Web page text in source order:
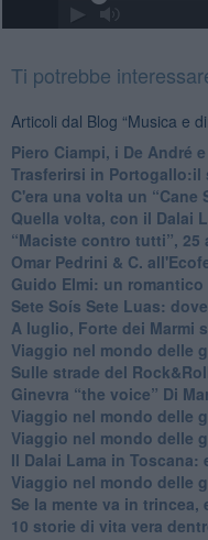
Ti potrebbe
Articoli dal Blog “Musica e
​Piero Ciampi, i De André
​Trasferirsi in Portogallo:il
​C'era una volta un
Quella volta, con il Dalai
​“Maciste contro tutti”, 25
​Omar Pedrini & C.
Guido Elmi: un
Sete Soís Sete Luas:
​A luglio, Forte dei Marmi
Viaggio nel mondo delle
Sulle strade del
​Ginevra “the voice” Di
Viaggio nel mondo delle
​Viaggio nel mondo delle
Il Dalai Lama in Toscana:
Viaggio nel mondo delle
Se la mente va in
​10 storie di vita vera